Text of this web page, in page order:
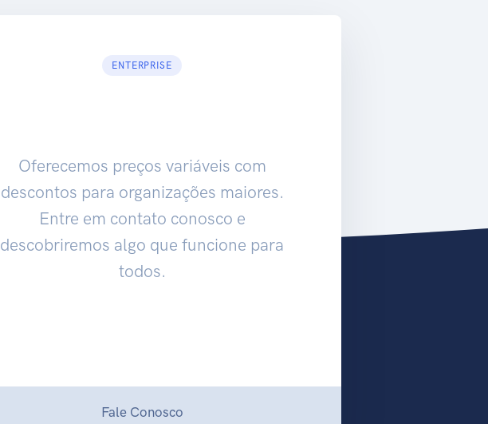
ENTERPRISE
Oferecemos preços variáveis ​​com
descontos para organizações maiores.
Entre em contato conosco e
descobriremos algo que funcione para
todos.
Fale Conosco